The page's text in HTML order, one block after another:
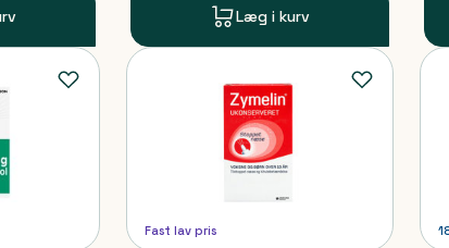
Læg i kurv
Fast lav pris